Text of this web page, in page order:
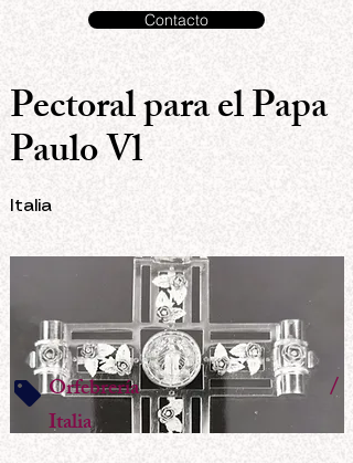
Contacto
Pectoral para el Papa
Paulo Vl
Italia
Orfebrería /
Italia